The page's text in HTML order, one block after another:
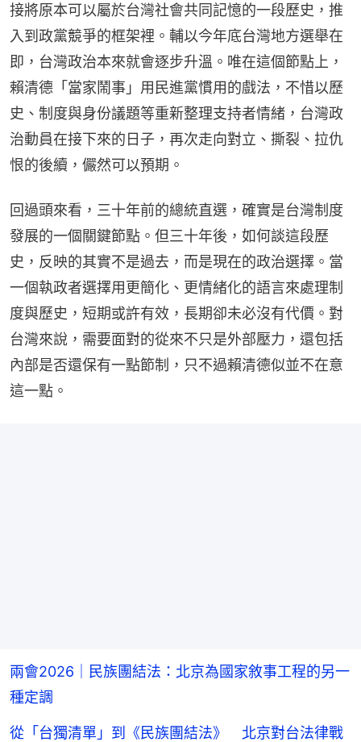
接將原本可以屬於台灣社會共同記憶的一段歷史，推
入到政黨競爭的框架裡。輔以今年底台灣地方選舉在
即，台灣政治本來就會逐步升溫。唯在這個節點上，
賴清德「當家鬧事」用民進黨慣用的戲法，不惜以歷
史、制度與身份議題等重新整理支持者情緒，台灣政
治動員在接下來的日子，再次走向對立、撕裂、拉仇
恨的後續，儼然可以預期。
回過頭來看，三十年前的總統直選，確實是台灣制度
發展的一個關鍵節點。但三十年後，如何談這段歷
史，反映的其實不是過去，而是現在的政治選擇。當
一個執政者選擇用更簡化、更情緒化的語言來處理制
度與歷史，短期或許有效，長期卻未必沒有代價。對
台灣來說，需要面對的從來不只是外部壓力，還包括
內部是否還保有一點節制，只不過賴清德似並不在意
這一點。
兩會2026｜民族團結法：北京為國家敘事工程的另一
種定調
從「台獨清單」到《民族團結法》 北京對台法律戰